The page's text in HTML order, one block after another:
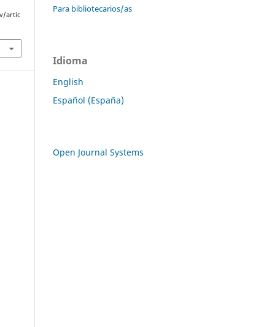
artic
Para bibliotecarios/as
Idioma
English
Español (España)
Open Journal Systems